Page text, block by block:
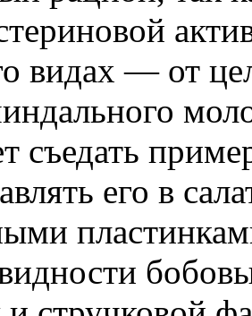
видах — от
съедать
его в